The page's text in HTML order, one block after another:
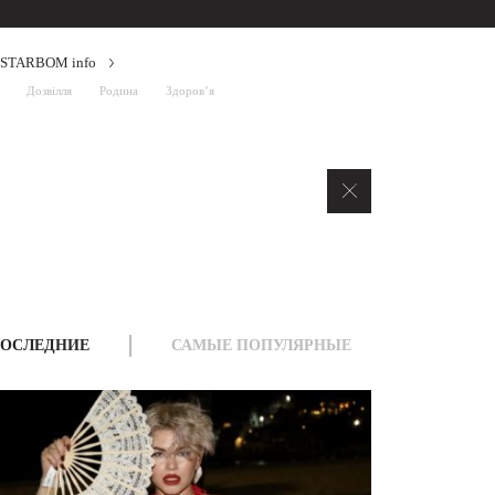
Дозвілля Родина Здоров’я
STARBOM info
САМЫЕ ПОПУЛЯРНЫЕ